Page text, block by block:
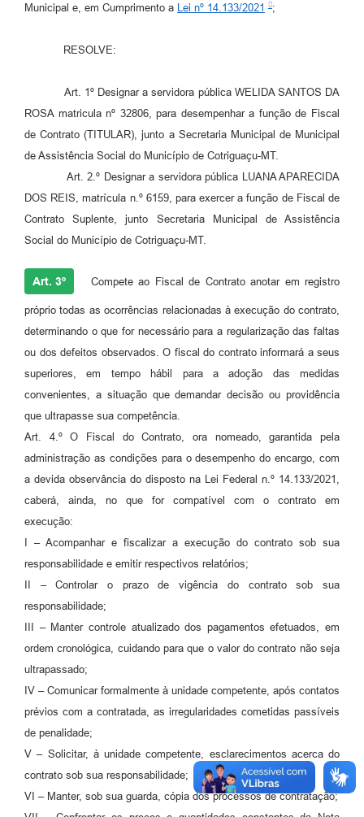
Diário Oficial
Municipal e, em Cumprimento a
Lei nº 14.133/2021 ;
RESOLVE:
Art. 1º Designar a servidora pública WELIDA SANTOS DA
ROSA matricula nº 32806, para desempenhar a função de Fiscal
de Contrato (TITULAR), junto a Secretaria Municipal de Municipal
de Assistência Social do Município de Cotriguaçu-MT.
Art. 2.º Designar a servidora pública LUANA APARECIDA
DOS REIS, matrícula n.º 6159, para exercer a função de Fiscal de
Contrato Suplente, junto Secretaria Municipal de Assistência
Social do Município de Cotriguaçu-MT.
Art. 3º Compete ao Fiscal de Contrato anotar em registro
próprio todas as ocorrências relacionadas à execução do contrato,
determinando o que for necessário para a regularização das faltas
ou dos defeitos observados. O fiscal do contrato informará a seus
superiores, em tempo hábil para a adoção das medidas
convenientes, a situação que demandar decisão ou providência
que ultrapasse sua competência.
Art. 4.º O Fiscal do Contrato, ora nomeado, garantida pela
administração as condições para o desempenho do encargo, com
a devida observância do disposto na Lei Federal n.º 14.133/2021,
caberá, ainda, no que for compatível com o contrato em
execução:
I – Acompanhar e fiscalizar a execução do contrato sob sua
responsabilidade e emitir respectivos relatórios;
II – Controlar o prazo de vigência do contrato sob sua
responsabilidade;
III – Manter controle atualizado dos pagamentos efetuados, em
ordem cronológica, cuidando para que o valor do contrato não seja
ultrapassado;
IV – Comunicar formalmente à unidade competente, após contatos
prévios com a contratada, as irregularidades cometidas passíveis
de penalidade;
V – Solicitar, à unidade competente, esclarecimentos acerca do
contrato sob sua responsabilidade;
VI – Manter, sob sua guarda, cópia dos processos de contratação;